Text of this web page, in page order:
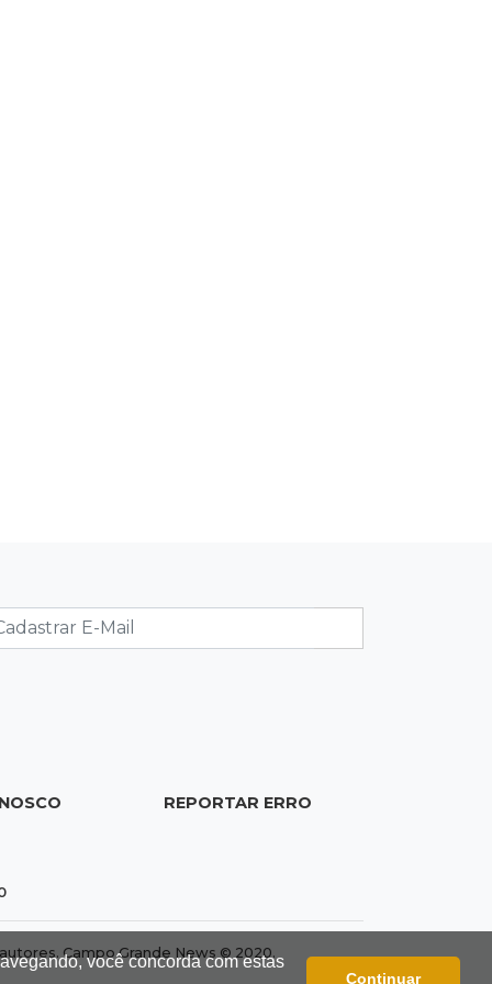
você concorda com estas
Continuar
Câmara deve dar urgência a debate
11:34Pedro Juan
Polícia fecha laboratório clandestino
de emagrecedores e prende 2
REPORTAR ERRO
Campo Grande News © 2020.